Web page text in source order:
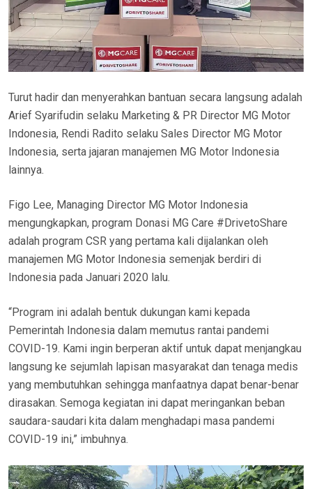
Turut hadir dan menyerahkan bantuan secara langsung adalah
Arief Syarifudin selaku Marketing & PR Director MG Motor
Indonesia, Rendi Radito selaku Sales Director MG Motor
Indonesia, serta jajaran manajemen MG Motor Indonesia
lainnya.
Figo Lee, Managing Director MG Motor Indonesia
mengungkapkan, program Donasi MG Care #DrivetoShare
adalah program CSR yang pertama kali dijalankan oleh
manajemen MG Motor Indonesia semenjak berdiri di
Indonesia pada Januari 2020 lalu.
“Program ini adalah bentuk dukungan kami kepada
Pemerintah Indonesia dalam memutus rantai pandemi
COVID-19. Kami ingin berperan aktif untuk dapat menjangkau
langsung ke sejumlah lapisan masyarakat dan tenaga medis
yang membutuhkan sehingga manfaatnya dapat benar-benar
dirasakan. Semoga kegiatan ini dapat meringankan beban
saudara-saudari kita dalam menghadapi masa pandemi
COVID-19 ini,” imbuhnya.